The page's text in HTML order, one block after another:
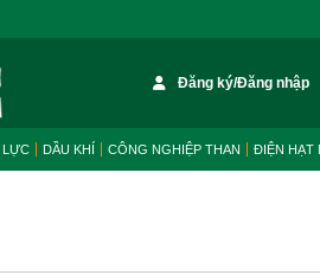
Đăng ký/Đăng nhập
DẦU KHÍ CÔNG NGHIỆP THAN ĐIỆN HẠT